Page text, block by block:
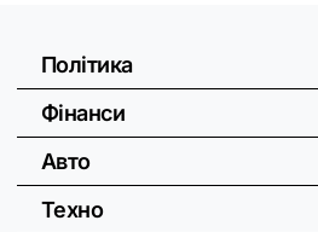
Політика
Фінанси
Авто
Техно